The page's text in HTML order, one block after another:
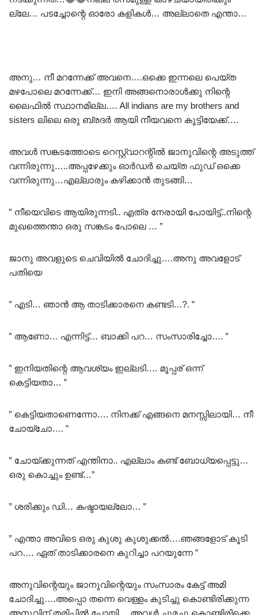
ല്ലേ… പടച്ചോന്റെ ഓരോ കളികൾ… അല്ലാതെ എന്താ…
അനു… നീ മറന്നേക്ക് അവനെ….ഒക്കെ ഇന്നലെ പെയ്ത
മഴപോലെ മറന്നേക്ക്… ഇനി അങ്ങനൊരാൾക്കു നിന്റെ
ലൈഫിൽ സ്ഥാനമില്ല…. All indians are my brothers and
sisters ലിലെ ഒരു ബ്രദർ ആയി നീയവനെ കൂട്ടിയേക്ക്….
അവൾ സങ്കടത്തോടെ റെസ്റ്റ്വാറന്റിൽ ജാനുവിന്റെ അടുത്ത്
വന്നിരുന്നു…..അപ്പഴേക്കും ഓർഡർ ചെയ്ത ഫുഡ്‌ ഒക്കെ
വന്നിരുന്നു…എല്ലാരും കഴിക്കാൻ തുടങ്ങി…
” നീയെവിടെ ആയിരുന്നടി.. എത്ര നേരായി പോയിട്ട്..നിന്റെ
മുഖത്തെന്താ ഒരു സങ്കടം പോലെ … ”
ജാനു അവളുടെ ചെവിയിൽ ചോദിച്ചു….അനു അവളോട്
പതിയെ
” എടി… ഞാൻ ആ താടിക്കാരനെ കണ്ടടി…?. ”
” ആണോ… എന്നിട്ട്… ബാക്കി പറ… സംസാരിച്ചോ…. ”
” ഇനിയതിന്റെ ആവശ്യം ഇല്ലടി…. മൂപ്പര് ഒന്ന്
കെട്ടിയതാ… ”
” കെട്ടിയതാണെന്നോ…. നിനക്ക് എങ്ങനെ മനസ്സിലായി… നീ
ചോയ്ചോ…. ”
” ചോയ്ക്കുന്നത് എന്തിനാ.. എല്ലാം കണ്ട് ബോധ്യപ്പെട്ടു…
ഒരു കൊച്ചും ഉണ്ട്…”
” ശരിക്കും ഡി… കഷ്ടായല്ലോ… ”
” എന്താ അവിടെ ഒരു കുശു കുശുക്കൽ….ഞങ്ങളോട് കൂടി
പറ…. ഏത് താടിക്കാരനെ കുറിച്ചാ പറയുന്നേ ”
അനുവിന്റെയും ജാനുവിന്റെയും സംസാരം കേട്ട് അമി
ചോദിച്ചു….അപ്പൊ തന്നെ വെള്ളം കുടിച്ചു കൊണ്ടിരിക്കുന്ന
അനുവിന് തരിപ്പിൽ പോയി… അവൾ ചുമച്ചു കൊണ്ടിരിക്കെ